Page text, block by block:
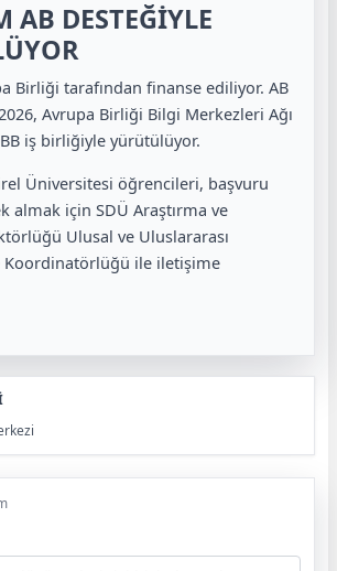
AB DESTEĞİYLE
Birliği tarafından finanse ediliyor. AB
Avrupa Birliği Bilgi Merkezleri Ağı
iş birliğiyle yürütülüyor.
Üniversitesi öğrencileri, başvuru
almak için SDÜ Araştırma ve
Ulusal ve Uluslararası
Koordinatörlüğü ile iletişime